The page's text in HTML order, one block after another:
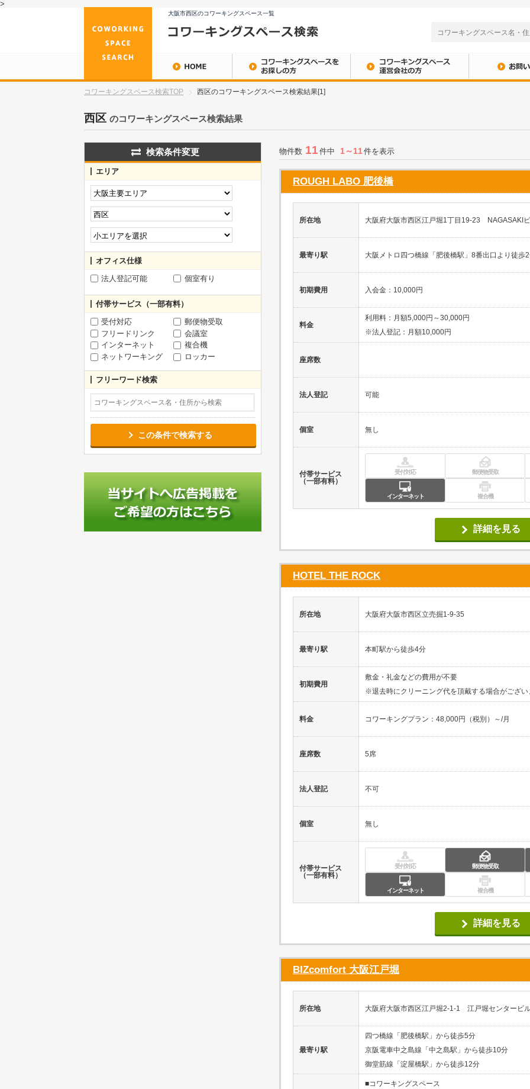
>
大阪市西区のコワーキングスペース一覧
コワーキングスペース検索TOP 西区のコワーキングスペース検索結果[1]
西区 のコワーキングスペース検索結果
検索条件変更
エリア
オフィス仕様
法人登記可能
個室有り
付帯サービス（一部有料）
受付対応
郵便物受取
フリードリンク
会議室
インターネット
複合機
ネットワーキング
ロッカー
フリーワード検索
この条件で検索する
物件数 11 件中 1～11件を表示
ROUGH LABO 肥後橋
所在地 大阪府大阪市西区江戸堀1丁目19-23 NAGASAKI
最寄り駅 大阪メトロ四つ橋線「肥後橋駅」8番出口より徒歩
初期費用 入会金：10,000円
料金
利用料：月額5,000円～30,000円
※法人登記：月額10,000円
座席数
法人登記 可能
個室 無し
付帯サービス
（一部有料）
受付対応 郵便物受取
インターネット 複合機
詳細を見る
HOTEL THE ROCK
所在地 大阪府大阪市西区立売掘1-9-35
最寄り駅 本町駅から徒歩4分
初期費用
敷金・礼金などの費用が不要
※退去時にクリーニング代を頂戴する場合がござい
料金 コワーキングプラン：48,000円（税別）～/月
座席数 5席
法人登記 不可
個室 無し
付帯サービス
（一部有料）
受付対応 郵便物受取
インターネット 複合機
詳細を見る
BIZcomfort 大阪江戸堀
所在地 大阪府大阪市西区江戸堀2-1-1 江戸堀センタービ
最寄り駅
四つ橋線「肥後橋駅」から徒歩5分
京阪電車中之島線「中之島駅」から徒歩10分
御堂筋線「淀屋橋駅」から徒歩12分
■コワーキングスペース